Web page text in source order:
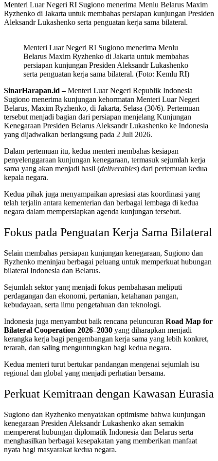
Menteri Luar Negeri RI Sugiono menerima Menlu Belarus Maxim
Ryzhenko di Jakarta untuk membahas persiapan kunjungan Presiden
Aleksandr Lukashenko serta penguatan kerja sama bilateral.
Menteri Luar Negeri RI Sugiono menerima Menlu
Belarus Maxim Ryzhenko di Jakarta untuk membahas
persiapan kunjungan Presiden Aleksandr Lukashenko
serta penguatan kerja sama bilateral. (Foto: Kemlu RI)
SinarHarapan.id –Menteri Luar Negeri Republik Indonesia
Sugiono menerima kunjungan kehormatan Menteri Luar Negeri
Belarus, Maxim Ryzhenko, di Jakarta, Selasa (30/6). Pertemuan
tersebut menjadi bagian dari persiapan menjelang Kunjungan
Kenegaraan Presiden Belarus Aleksandr Lukashenko ke Indonesia
yang dijadwalkan berlangsung pada 2 Juli 2026.
Dalam pertemuan itu, kedua menteri membahas kesiapan
penyelenggaraan kunjungan kenegaraan, termasuk sejumlah kerja
sama yang akan menjadi hasil (deliverables) dari pertemuan kedua
kepala negara.
Kedua pihak juga menyampaikan apresiasi atas koordinasi yang
telah terjalin antara kementerian dan berbagai lembaga di kedua
negara dalam mempersiapkan agenda kunjungan tersebut.
Fokus pada Penguatan Kerja Sama Bilateral
Selain membahas persiapan kunjungan kenegaraan, Sugiono dan
Ryzhenko meninjau berbagai peluang untuk memperkuat hubungan
bilateral Indonesia dan Belarus.
Sejumlah sektor yang menjadi fokus pembahasan meliputi
perdagangan dan ekonomi, pertanian, ketahanan pangan,
kebudayaan, serta ilmu pengetahuan dan teknologi.
Indonesia juga menyambut baik rencana peluncuran Road Map for
Bilateral Cooperation 2026–2030 yang diharapkan menjadi
kerangka kerja bagi pengembangan kerja sama yang lebih konkret,
terarah, dan saling menguntungkan bagi kedua negara.
Kedua menteri turut bertukar pandangan mengenai sejumlah isu
regional dan global yang menjadi perhatian bersama.
Perkuat Kemitraan dengan Kawasan Eurasia
Sugiono dan Ryzhenko menyatakan optimisme bahwa kunjungan
kenegaraan Presiden Aleksandr Lukashenko akan semakin
mempererat hubungan diplomatik Indonesia dan Belarus serta
menghasilkan berbagai kesepakatan yang memberikan manfaat
nyata bagi masyarakat kedua negara.